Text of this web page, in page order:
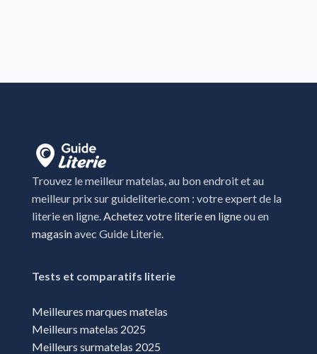
Trouvez le meilleur matelas, au bon endroit et au
meilleur prix sur guideliterie.com : votre expert de la
literie en ligne. Achetez votre literie en ligneou en
magasinavec Guide Literie.
Tests et comparatifs literie
Meilleures marques matelas
Meilleurs matelas 2025
Meilleurs surmatelas 2025